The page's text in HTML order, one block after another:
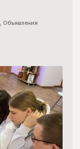
, Объявления